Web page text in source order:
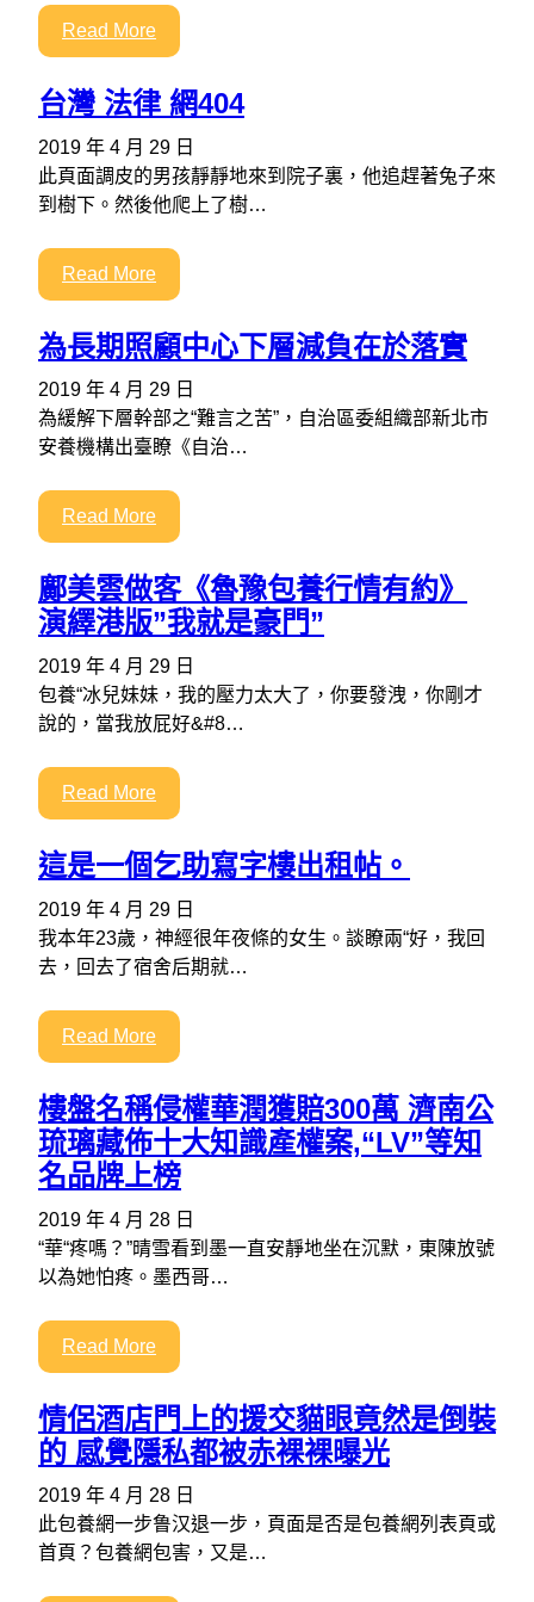
Read More
台灣 法律 網404
2019 年 4 月 29 日
此頁面調皮的男孩靜靜地來到院子裏，他追趕著兔子來
到樹下。然後他爬上了樹…
Read More
為長期照顧中心下層減負在於落實
2019 年 4 月 29 日
為緩解下層幹部之“難言之苦”，自治區委組織部新北市
安養機構出臺瞭《自治…
Read More
鄺美雲做客《魯豫包養行情有約》
演繹港版”我就是豪門”
2019 年 4 月 29 日
包養“冰兒妹妹，我的壓力太大了，你要發洩，你剛才
說的，當我放屁好&#8…
Read More
這是一個乞助寫字樓出租帖。
2019 年 4 月 29 日
我本年23歲，神經很年夜條的女生。談瞭兩“好，我回
去，回去了宿舍后期就…
Read More
樓盤名稱侵權華潤獲賠300萬 濟南公
琉璃藏佈十大知識產權案,“LV”等知
名品牌上榜
2019 年 4 月 28 日
“華“疼嗎？”晴雪看到墨一直安靜地坐在沉默，東陳放號
以為她怕疼。墨西哥…
Read More
情侶酒店門上的援交貓眼竟然是倒裝
的 感覺隱私都被赤裸裸曝光
2019 年 4 月 28 日
此包養網一步鲁汉退一步，頁面是否是包養網列表頁或
首頁？包養網包害，又是…